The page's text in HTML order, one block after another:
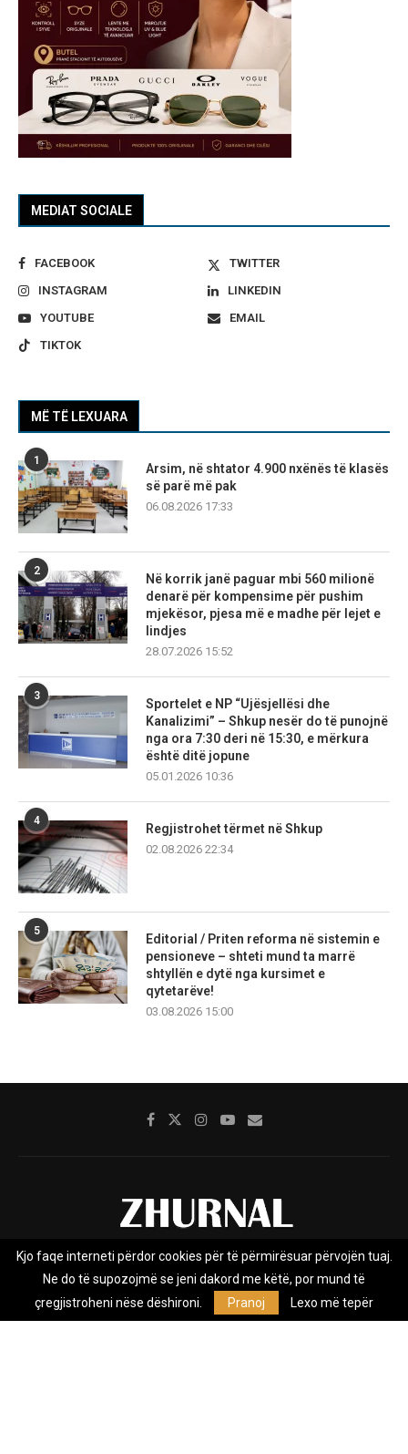
MEDIAT SOCIALE
FACEBOOK
TWITTER
INSTAGRAM
LINKEDIN
YOUTUBE
EMAIL
TIKTOK
MË TË LEXUARA
1
Arsim, në shtator 4.900 nxënës të klasës
së parë më pak
06.08.2026 17:33
2
Në korrik janë paguar mbi 560 milionë
denarë për kompensime për pushim
mjekësor, pjesa më e madhe për lejet e
lindjes
28.07.2026 15:52
3
Sportelet e NP “Ujësjellësi dhe
Kanalizimi” – Shkup nesër do të punojnë
nga ora 7:30 deri në 15:30, e mërkura
është ditë jopune
05.01.2026 10:36
4
Regjistrohet tërmet në Shkup
02.08.2026 22:34
5
Editorial / Priten reforma në sistemin e
pensioneve – shteti mund ta marrë
shtyllën e dytë nga kursimet e
qytetarëve!
03.08.2026 15:00
Rreth nesh Impresumi Marketing
Kontakt
Privacy Policy
Zhurnal.mk është Agjenci e Lajmeve e pavarur, e themeluar në vitin
Kjo faqe interneti përdor cookies për të përmirësuar përvojën tuaj.
Ne do të supozojmë se jeni dakord me këtë, por mund të
çregjistroheni nëse dëshironi.
Pranoj Lexo më tepër